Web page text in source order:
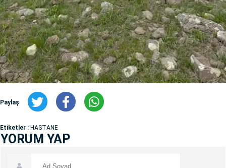
Paylaş
Etiketler : HASTANE
YORUM YAP